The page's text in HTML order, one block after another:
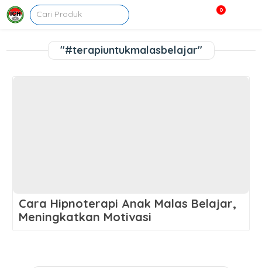
0
"#terapiuntukmalasbelajar"
Cara Hipnoterapi Anak Malas Belajar,
Meningkatkan Motivasi